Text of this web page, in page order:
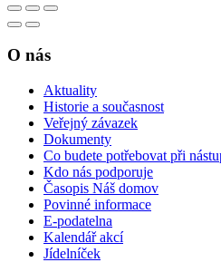
O nás
Aktuality
Historie a současnost
Veřejný závazek
Dokumenty
Co budete potřebovat při
Kdo nás podporuje
Časopis Náš domov
Povinné informace
E-podatelna
Kalendář akcí
Jídelníček